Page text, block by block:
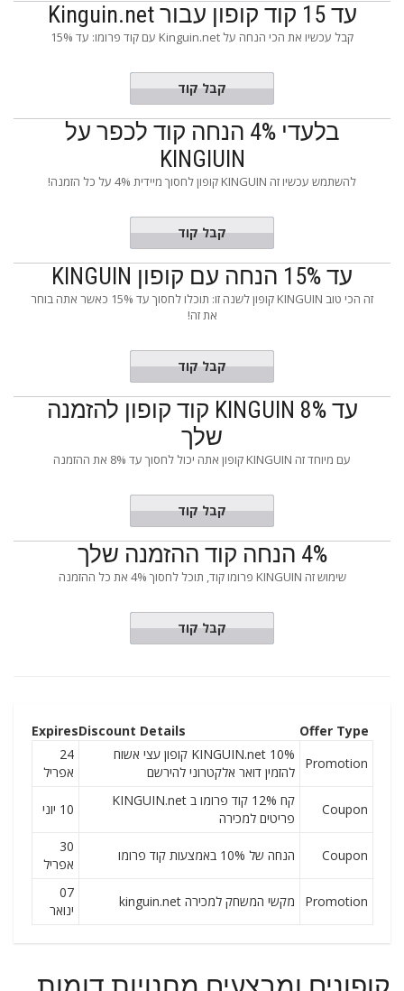
עד 15 קוד קופון עבור Kinguin.net
קבל עכשיו את הכי הנחה על Kinguin.net עם קוד פרומו: עד 15%
DOMIZERקבל קוד
בלעדי 4% הנחה קוד לכפר על
KINGIUIN
להשתמש עכשיו זה KINGUIN קופון לחסוך מיידית 4% על כל הזמנה!
THEGAMEקבל קוד
עד 15% הנחה עם קופון KINGUIN
זה הכי טוב KINGUIN קופון לשנה זו: תוכלו לחסוך עד 15% כאשר אתה בוחר
את זה!
DOMIZERקבל קוד
עד 8% KINGUIN קוד קופון להזמנה
שלך
עם מיוחד זה KINGUIN קופון אתה יכול לחסוך עד 8% את ההזמנה
EYSHOP3קבל קוד
4% הנחה קוד ההזמנה שלך
שימוש זה KINGUIN פרומו קוד, תוכל לחסוך 4% את כל ההזמנה
PZ6DA7Vקבל קוד
Offer Type
Discount Details
Expires
Promotion
KINGUIN.net 10% קופון עצי אשוח
להזמין דואר אלקטרוני להירשם
24
אפריל
Coupon
קח 12% קוד פרומו ב KINGUIN.net
פריטים למכירה
10 יוני
Coupon הנחה של 10% באמצעות קוד פרומו
30
אפריל
Promotion מקשי המשחק למכירה kinguin.net
07
ינואר